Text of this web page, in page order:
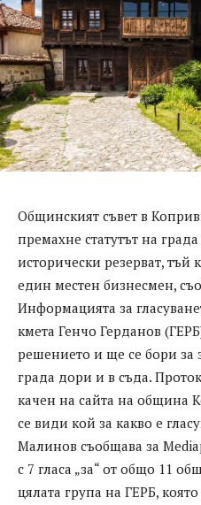
Общинският съвет в
премахне статутът на
исторически резерват, тъй
един местен бизнесмен,
Информацията за
кмета Генчо Герданов
решението и ще се бори за
града дори и в съда.
качен на сайта на община
се види кой за какво е
Малинов съобщава за
с 7 гласа „за“ от общо 11
цялата група на ГЕРБ,